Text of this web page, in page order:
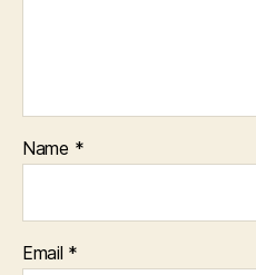
Name *
Email *